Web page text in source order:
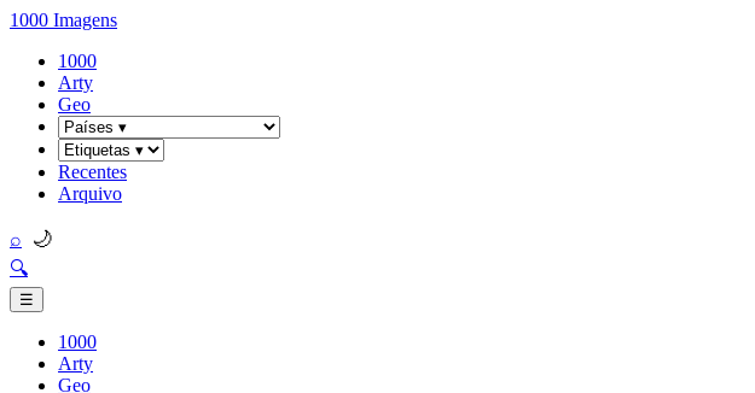
1000 Imagens
1000
Arty
Geo
Recentes
Arquivo
⌕ 🌙
🔍
☰
1000
Arty
Geo